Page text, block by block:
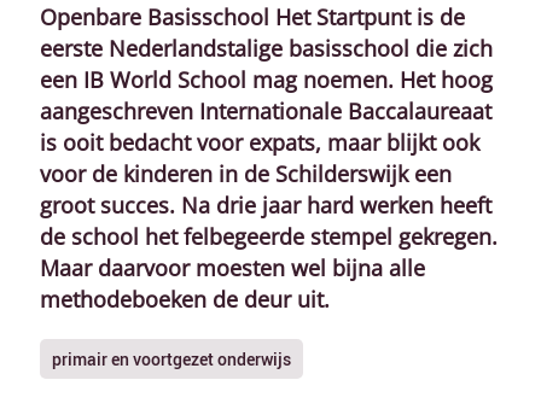
Openbare Basisschool Het Startpunt is de
eerste Nederlandstalige basisschool die zich
een IB World School mag noemen. Het hoog
aangeschreven Internationale Baccalaureaat
is ooit bedacht voor expats, maar blijkt ook
voor de kinderen in de Schilderswijk een
groot succes. Na drie jaar hard werken heeft
de school het felbegeerde stempel gekregen.
Maar daarvoor moesten wel bijna alle
methodeboeken de deur uit.
primair en voortgezet onderwijs